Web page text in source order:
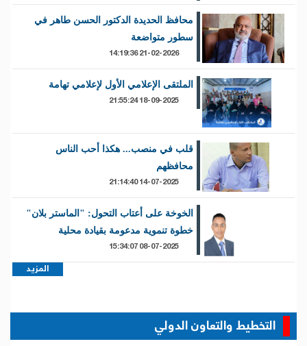
محافظ الحديدة الدكتور الحسن طاهر في
سطور متواضعة
21-02-2026 14:19:36
الملتقى الإعلامي الأول لإعلامي تهامة
قلب في منصب... هكذا أحب الناس
محافظهم
الخوخة على أعتاب التحول: "الماستر بلان"
خطوة تنموية مدعومة بقيادة محلية
المزيد
التخطيط والتعاون الدولي